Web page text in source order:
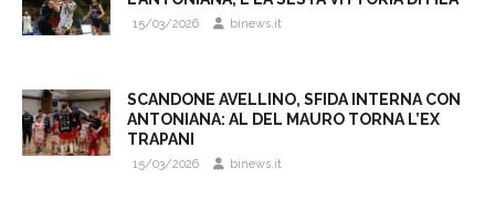
15/03/2026 binews.it
SCANDONE AVELLINO, SFIDA INTERNA CON
ANTONIANA: AL DEL MAURO TORNA L’EX
TRAPANI
15/03/2026 binews.it